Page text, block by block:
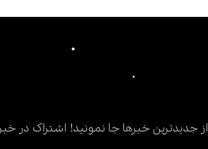
از جدیدترین خبرها جا نمونید! اشتراک در